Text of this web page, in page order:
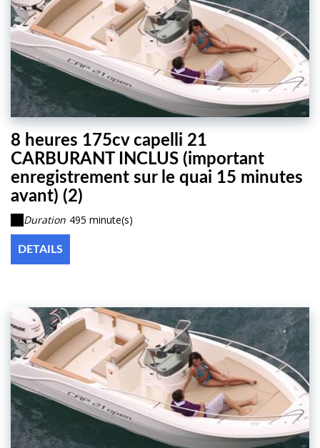
8 heures 175cv capelli 21
CARBURANT INCLUS (important
enregistrement sur le quai 15 minutes
avant) (2)
Duration 495 minute(s)
DETAILS